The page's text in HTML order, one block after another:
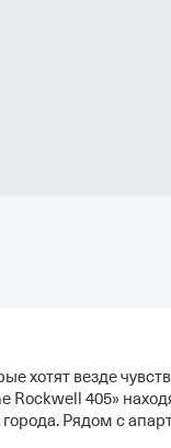
хотят везде
Rockwell 405»
города. Рядом с